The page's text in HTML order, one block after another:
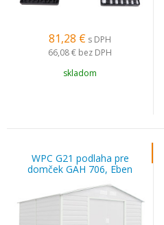
81,28 € s DPH
66,08 € bez DPH
skladom
WPC G21 podlaha pre
domček GAH 706, Eben